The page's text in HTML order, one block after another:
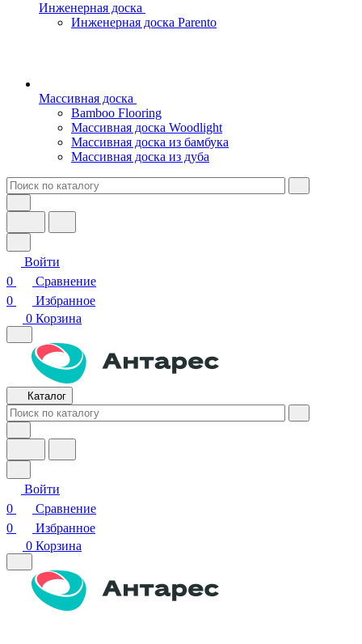
Инженерная доска
Инженерная доска Parento
Массивная доска
Bamboo Flooring
Массивная доска Woodlight
Массивная доска из бамбука
Массивная доска из дуба
Войти
0
Сравнение
0
Избранное
0 Корзина
Каталог
Войти
0
Сравнение
0
Избранное
0 Корзина